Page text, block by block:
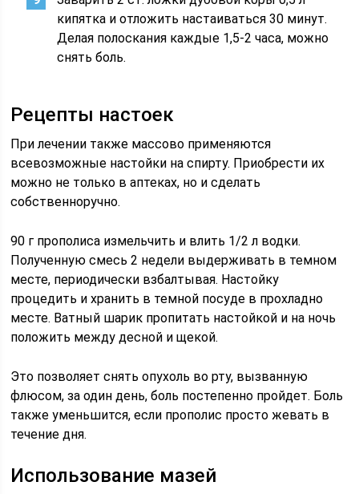
кипятка и отложить настаиваться 30 минут.
Делая полоскания каждые 1,5-2 часа, можно
снять боль.
Рецепты настоек
При лечении также массово применяются
всевозможные настойки на спирту. Приобрести их
можно не только в аптеках, но и сделать
собственноручно.
90 г прополиса измельчить и влить 1/2 л водки.
Полученную смесь 2 недели выдерживать в темном
месте, периодически взбалтывая. Настойку
процедить и хранить в темной посуде в прохладно
месте. Ватный шарик пропитать настойкой и на ночь
положить между десной и щекой.
Это позволяет снять опухоль во рту, вызванную
флюсом, за один день, боль постепенно пройдет. Боль
также уменьшится, если прополис просто жевать в
течение дня.
Использование мазей